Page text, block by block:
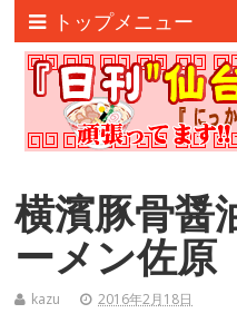
トップメニュー
横濱豚骨醤
ーメン佐原
kazu 2016年2月18日